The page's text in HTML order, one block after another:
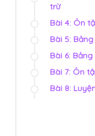
trừ
Bài 4: Ôn
Bài 5:
Bài 6:
Bài 7: Ôn
Bài 8: